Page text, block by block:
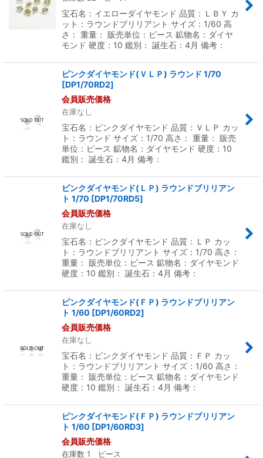
宝石名：イエローダイヤモンド 品質：ＬＢＹ カ
ット：ラウンドブリリアント サイズ：1/60 高
さ： 重量： 販売単位：ピース 鉱物名：ダイヤ
モンド 硬度：10 鑑別： 誕生石：4月 備考：
ピンクダイヤモンド(ＶＬＰ) ラウンド 1/70
[DP1/70RD2]
会員販売価格
在庫なし
宝石名：ピンクダイヤモンド 品質：ＶＬＰ カッ
ト：ラウンド サイズ：1/70 高さ： 重量： 販売
単位：ピース 鉱物名：ダイヤモンド 硬度：10
鑑別： 誕生石：4月 備考：
ピンクダイヤモンド(ＬＰ) ラウンドブリリアン
ト 1/70 [DP1/70RD5]
会員販売価格
在庫なし
宝石名：ピンクダイヤモンド 品質：ＬＰ カッ
ト：ラウンドブリリアント サイズ：1/70 高さ：
重量： 販売単位：ピース 鉱物名：ダイヤモンド
硬度：10 鑑別： 誕生石：4月 備考：
ピンクダイヤモンド(ＦＰ) ラウンドブリリアン
ト 1/60 [DP1/60RD2]
会員販売価格
在庫なし
宝石名：ピンクダイヤモンド 品質：ＦＰ カッ
ト：ラウンドブリリアント サイズ：1/60 高さ：
重量： 販売単位：ピース 鉱物名：ダイヤモンド
硬度：10 鑑別： 誕生石：4月 備考：
ピンクダイヤモンド(ＦＰ) ラウンドブリリアン
ト 1/60 [DP1/60RD3]
会員販売価格
在庫数 1 ピース